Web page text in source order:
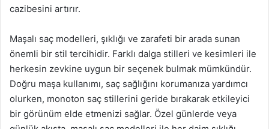
cazibesini artırır.
Maşalı saç modelleri, şıklığı ve zarafeti bir arada sunan
önemli bir stil tercihidir. Farklı dalga stilleri ve kesimleri ile
herkesin zevkine uygun bir seçenek bulmak mümkündür.
Doğru maşa kullanımı, saç sağlığını korumanıza yardımcı
olurken, monoton saç stillerini geride bırakarak etkileyici
bir görünüm elde etmenizi sağlar. Özel günlerde veya